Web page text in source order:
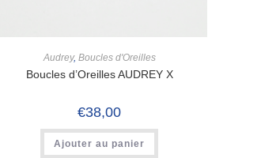
Audrey, Boucles d'Oreilles
Boucles d’Oreilles AUDREY X
€38,00
Ajouter au panier